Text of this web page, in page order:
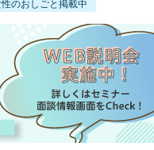
のおしごと掲載中